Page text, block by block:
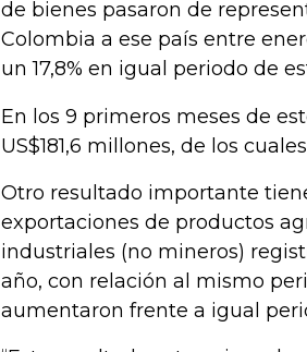
de bienes pasaron de
Colombia a ese país entre
un 17,8% en igual periodo de
En los 9 primeros meses de
US$181,6 millones, de los
Otro resultado importante
exportaciones de productos
industriales (no mineros)
año, con relación al mismo
aumentaron frente a igual